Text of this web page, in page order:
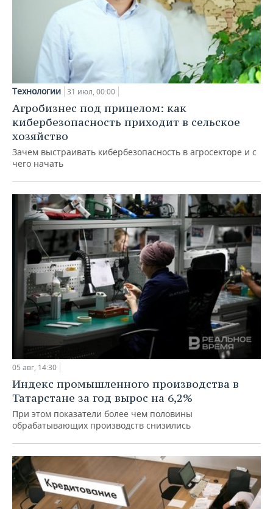
Технологии 31 июл, 00:00
Агробизнес под прицелом: как
кибербезопасность приходит в сельское
хозяйство
Зачем выстраивать кибербезопасность в агросекторе и с
чего начать
05 авг, 14:30
Индекс промышленного производства в
Татарстане за год вырос на 6,2%
При этом показатели более чем половины
обрабатывающих производств снизились